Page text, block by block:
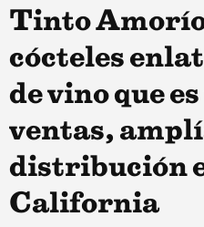
Tinto
cócteles
de vino que
ventas,
distribución
California